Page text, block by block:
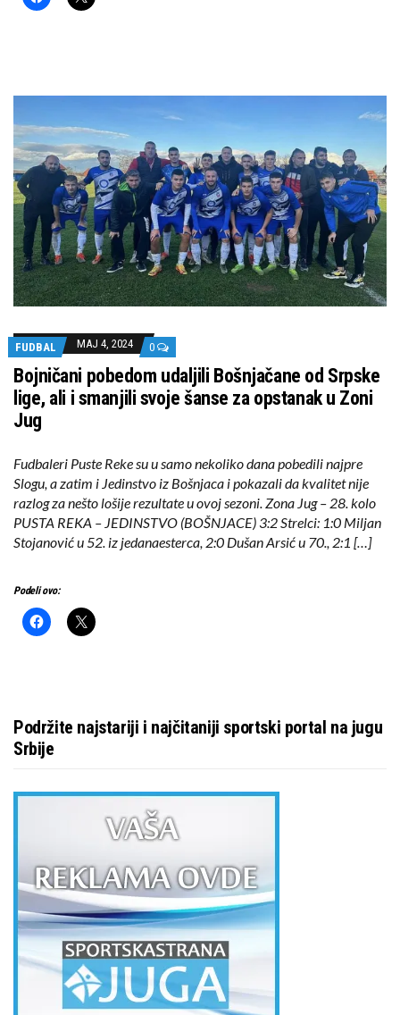
FUDBAL MAJ 4, 2024 0
Bojničani pobedom udaljili Bošnjačane od Srpske
lige, ali i smanjili svoje šanse za opstanak u Zoni
Jug
Fudbaleri Puste Reke su u samo nekoliko dana pobedili najpre
Slogu, a zatim i Jedinstvo iz Bošnjaca i pokazali da kvalitet nije
razlog za nešto lošije rezultate u ovoj sezoni. Zona Jug – 28. kolo
PUSTA REKA – JEDINSTVO (BOŠNJACE) 3:2 Strelci: 1:0 Miljan
Stojanović u 52. iz jedanaesterca, 2:0 Dušan Arsić u 70., 2:1 […]
Podeli ovo:
Podržite najstariji i najčitaniji sportski portal na jugu
Srbije